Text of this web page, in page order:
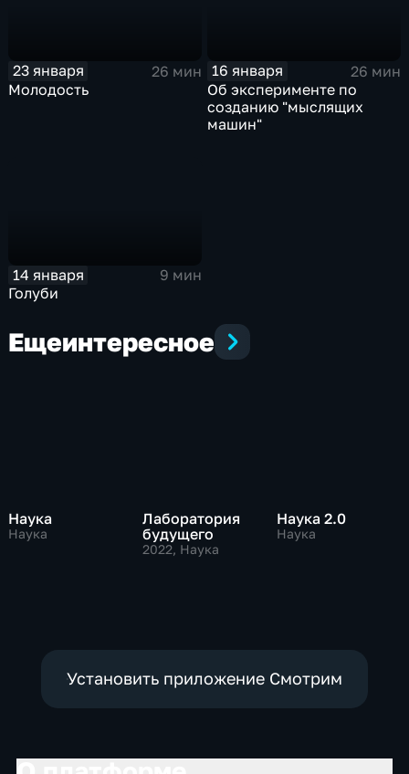
23 января
26 мин
Молодость
16 января
26 мин
Об эксперименте по
созданию "мыслящих
машин"
14 января
9 мин
Голуби
Ещеинтересное
Наука
Наука
Лаборатория
будущего
2022, Наука
Наука 2.0
Наука
Установить приложение Смотрим